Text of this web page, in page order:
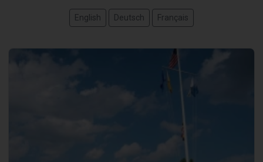
English Deutsch Français